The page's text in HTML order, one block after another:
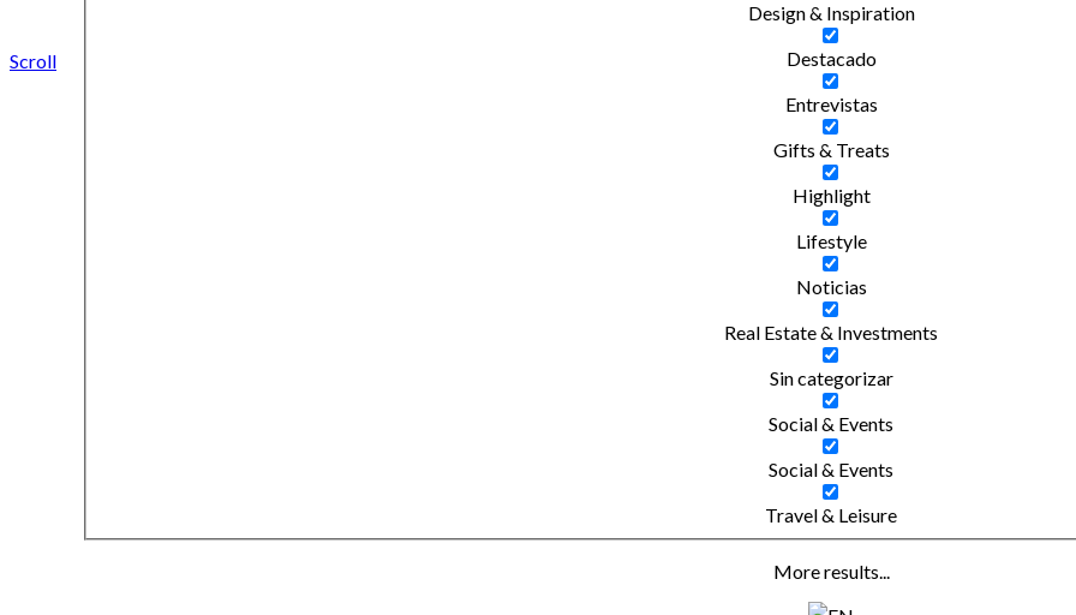
Design & Inspiration
Destacado
Entrevistas
Gifts & Treats
Highlight
Lifestyle
Noticias
Real Estate & Investments
Sin categorizar
Social & Events
Social & Events
Travel & Leisure
More results...
Scroll